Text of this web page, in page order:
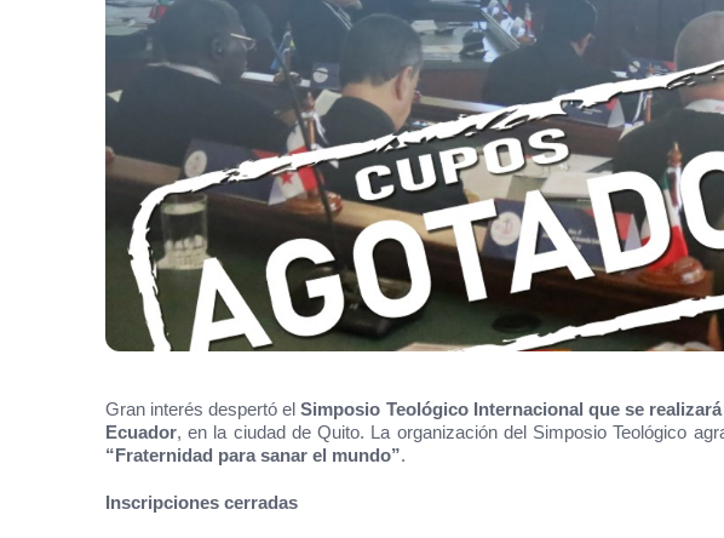
Gran interés despertó elSimposio Teológico Internacional que se
Ecuador, en la ciudad de Quito. La organización del Simposio Teológico
“Fraternidad para sanar el mundo”.
Inscripciones cerradas